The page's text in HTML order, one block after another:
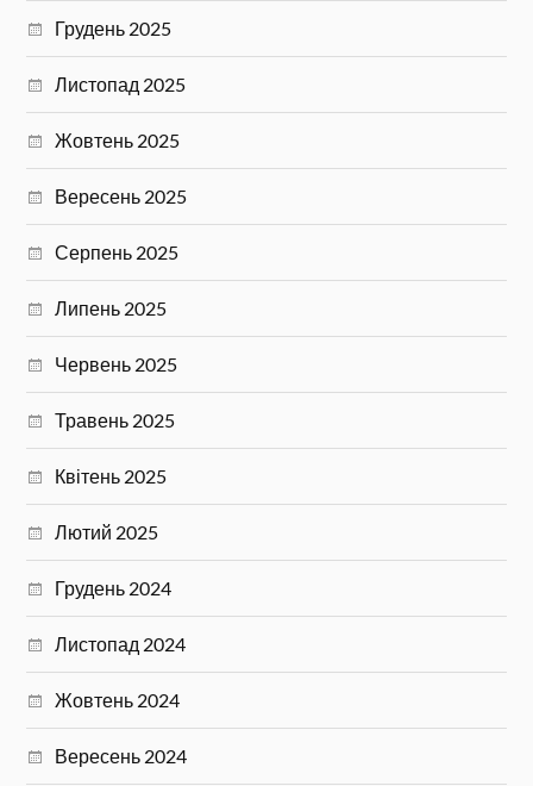
Грудень 2025
Листопад 2025
Жовтень 2025
Вересень 2025
Серпень 2025
Липень 2025
Червень 2025
Травень 2025
Квітень 2025
Лютий 2025
Грудень 2024
Листопад 2024
Жовтень 2024
Вересень 2024